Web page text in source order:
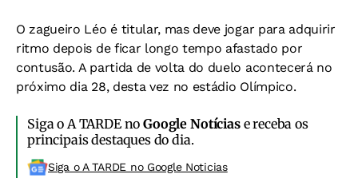
O zagueiro Léo é titular, mas deve jogar para adquirir
ritmo depois de ficar longo tempo afastado por
contusão. A partida de volta do duelo acontecerá no
próximo dia 28, desta vez no estádio Olímpico.
Siga o A TARDE noGoogle Notíciase receba os
principais destaques do dia.
Siga o A TARDE no Google Noticias